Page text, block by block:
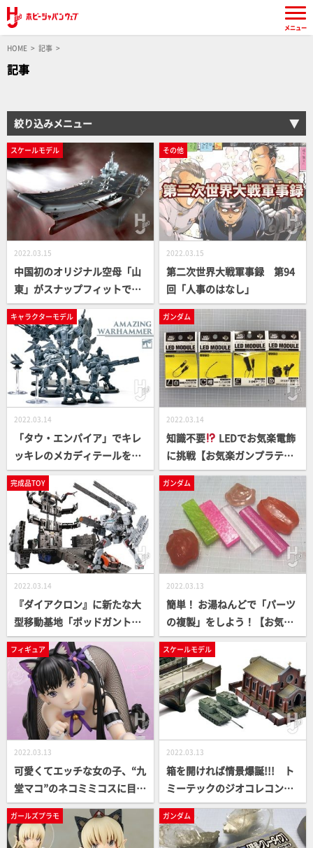
HOME 記事
記事
絞り込みメニュー
スケールモデル
2022.03.15
中国初のオリジナル空母「山
東」がスナップフィットで早
くもモデル化！
その他
2022.03.15
第二次世界大戦軍事録 第94
回「人事のはなし」
キャラクターモデル
2022.03.14
「タウ・エンパイア」でキレ
ッキレのメカディテールを堪
能！【ウォーハンマー】
ガンダム
2022.03.14
知識不要
LEDでお気楽電飾
に挑戦【お気楽ガンプラテク
ニック 2022】
完成品TOY
2022.03.14
『ダイアクロン』に新たな大
型移動基地「ポッドガントリ
ー」が登場！ 新シリーズの第
3弾「トレッドヴァーサルタ
ー」もご紹介【1/60 DIACLO
NE WORLD】
ガンダム
2022.03.13
簡単！ お湯ねんどで「パーツ
の複製」をしよう！【お気楽
ガンプラテクニック 2022】
フィギュア
2022.03.13
可愛くてエッチな女の子、“九
堂マコ”のネコミミコスに目が
離せない！
スケールモデル
2022.03.13
箱を開ければ情景爆誕!!! ト
ミーテックのジオコレコンバ
ットで遊ぼう!!【OPEN THE B
OX 気になるプラモを開けて
みよう】
ガールズプラモ ガンダム
メニュー